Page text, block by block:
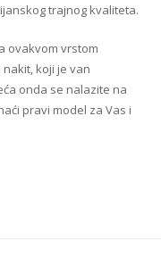
trajnog kvaliteta.
ovakvom vrstom
koji je van
onda se nalazite na
pravi model za Vas i